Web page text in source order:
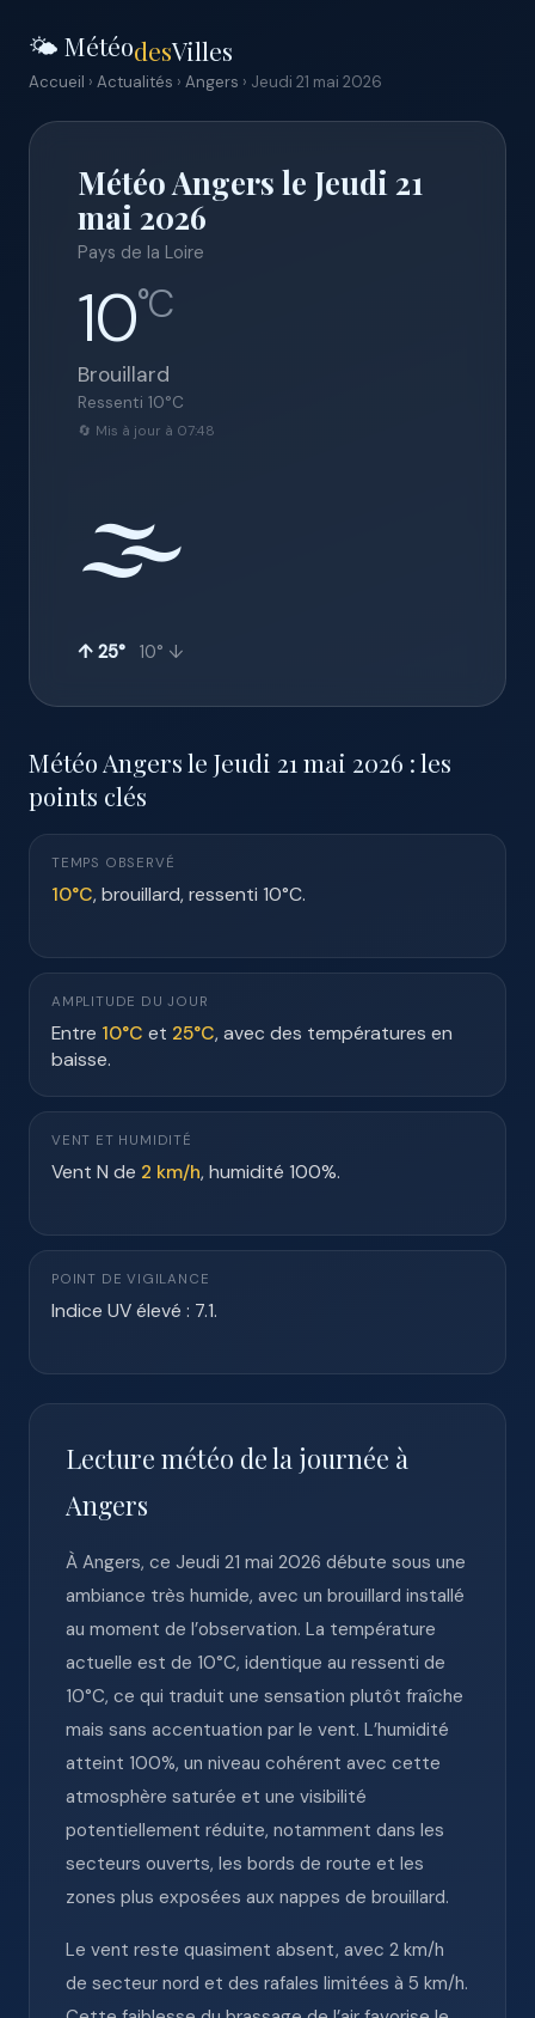
🌤️ MétéodesVilles
Accueil › Actualités › Angers › Jeudi 21 mai 2026
Météo Angers le Jeudi 21
mai 2026
Pays de la Loire
10°C
Brouillard
Ressenti 10°C
🔄 Mis à jour à 07:48
🌫️
↑ 25° 10° ↓
Météo Angers le Jeudi 21 mai 2026 : les
points clés
TEMPS OBSERVÉ
10°C, brouillard, ressenti 10°C.
AMPLITUDE DU JOUR
Entre 10°C et 25°C, avec des températures en
baisse.
VENT ET HUMIDITÉ
Vent N de 2 km/h, humidité 100%.
POINT DE VIGILANCE
Indice UV élevé : 7.1.
Lecture météo de la journée à
Angers
À Angers, ce Jeudi 21 mai 2026 débute sous une
ambiance très humide, avec un brouillard installé
au moment de l’observation. La température
actuelle est de 10°C, identique au ressenti de
10°C, ce qui traduit une sensation plutôt fraîche
mais sans accentuation par le vent. L’humidité
atteint 100%, un niveau cohérent avec cette
atmosphère saturée et une visibilité
potentiellement réduite, notamment dans les
secteurs ouverts, les bords de route et les
zones plus exposées aux nappes de brouillard.
Le vent reste quasiment absent, avec 2 km/h
de secteur nord et des rafales limitées à 5 km/h.